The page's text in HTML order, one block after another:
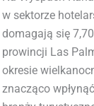
w sektorze
domagają się
prowincji Las
okresie
znacząco